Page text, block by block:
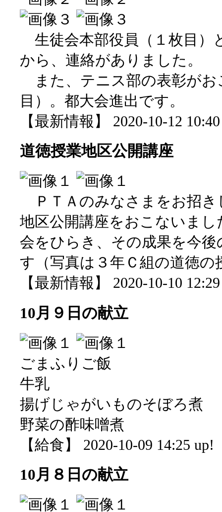
生徒会本部役員（１枚目）
から、連絡がありました。
また、テニス部の表彰がお
目）。都大会進出です。
【最新情報】 2020-10-12
道徳授業地区公開講座
ＰＴＡのみなさまをお招き
地区公開講座をおこないま
会をひらき、その成果を今
す（写真は３年Ｃ組の道徳の
【最新情報】 2020-10-10
10月９日の献立
ごまふりご飯
牛乳
揚げじゃがいものそぼろ煮
野菜の酢味噌煮
【給食】 2020-10-09 14:25 up!
10月８日の献立